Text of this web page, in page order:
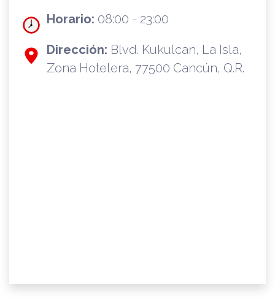
Horario: 08:00 - 23:00
Dirección: Blvd. Kukulcan, La Isla,
Zona Hotelera, 77500 Cancún, Q.R.